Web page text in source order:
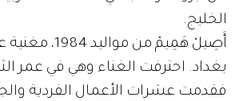
الخليج.
أَصِيلْ هَمِيمْ من
بغداد. احترفت الغناء وهي في عمر
فقدمت عشرات الأعمال الفردية